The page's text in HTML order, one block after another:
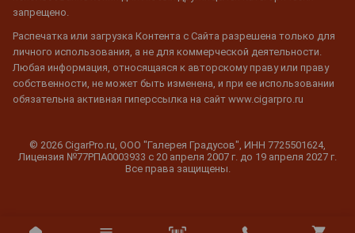
запрещено.
Распечатка или загрузка Контента с Сайта разрешена только для
личного использования, а не для коммерческой деятельности.
Любая информация, относящаяся к авторскому праву или праву
собственности, не может быть изменена, и при ее использовании
обязательна активная гиперссылка на сайт www.cigarpro.ru
© 2026 CigarPro.ru, ООО "Галерея Градусов", ИНН 7725501624,
Лицензия №77РПА0003933 c 20 апреля 2007 г. до 19 апреля 2027 г.
Все права защищены.